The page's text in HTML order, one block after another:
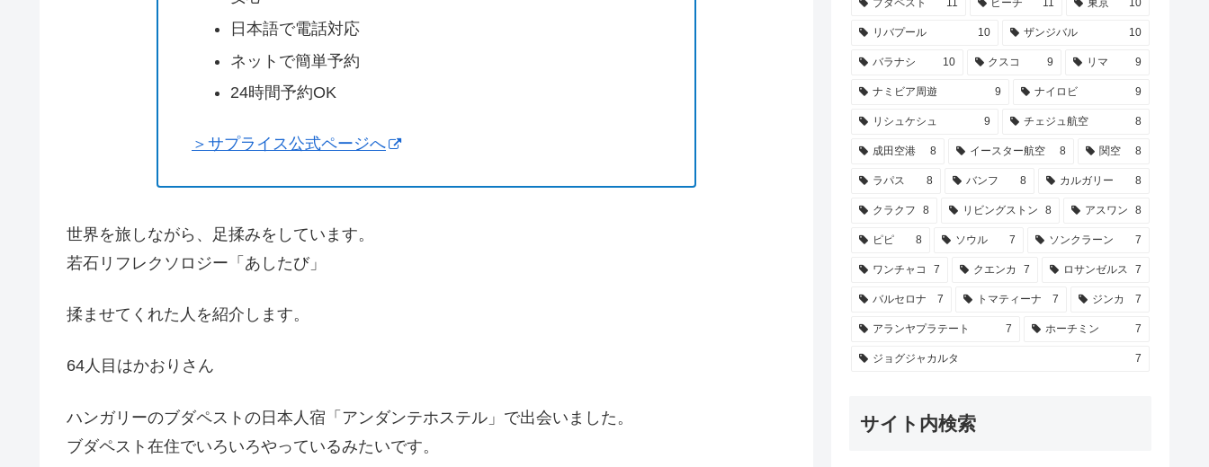
日本語で電話対応
ネットで簡単予約
24時間予約OK
＞サプライス公式ページへ
世界を旅しながら、足揉みをしています。
若石リフレクソロジー「あしたび」
揉ませてくれた人を紹介します。
64人目はかおりさん
ハンガリーのブダペストの日本人宿「アンダンテホステル」で出会いました。
ブダペスト在住でいろいろやっているみたいです。
ブダペスト 11 ビーチ 11 東京 10
リバプール 10 ザンジバル 10
バラナシ 10 クスコ 9 リマ 9
ナミビア周遊 9 ナイロビ 9
リシュケシュ 9 チェジュ航空 8
成田空港 8 イースター航空 8 関空 8
ラパス 8 バンフ 8 カルガリー 8
クラクフ 8 リビングストン 8 アスワン 8
ピピ 8 ソウル 7 ソンクラーン 7
ワンチャコ 7 クエンカ 7 ロサンゼルス 7
バルセロナ 7 トマティーナ 7 ジンカ 7
アランヤプラテート 7 ホーチミン 7
ジョグジャカルタ 7
サイト内検索